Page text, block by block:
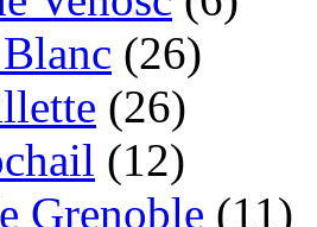
(26)
(26)
(12)
Grenoble (11)